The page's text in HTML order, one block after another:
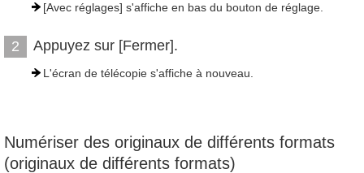
[Avec réglages] s'affiche en bas du bouton de réglage.
2 Appuyez sur [Fermer].
L'écran de télécopie s'affiche à nouveau.
Numériser des originaux de différents formats
(originaux de différents formats)